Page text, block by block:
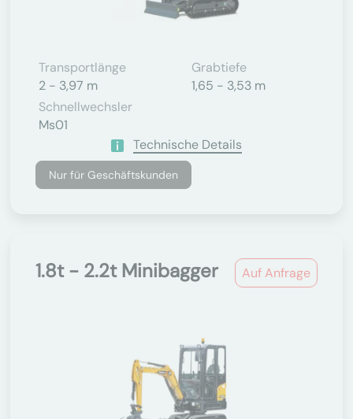
Transportlänge
2 - 3,97 m
Grabtiefe
1,65 - 3,53 m
Schnellwechsler
Ms01
Technische Details
Nur für Geschäftskunden
Auf Anfrage
1.8t - 2.2t Minibagger